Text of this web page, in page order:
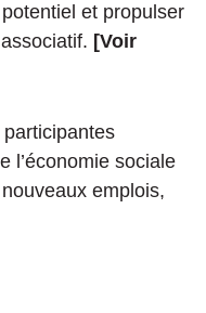
et propulser
[Voir
participantes
l’économie sociale
emplois,